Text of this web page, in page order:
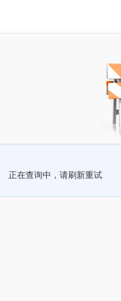
正在查询中，请刷新重试